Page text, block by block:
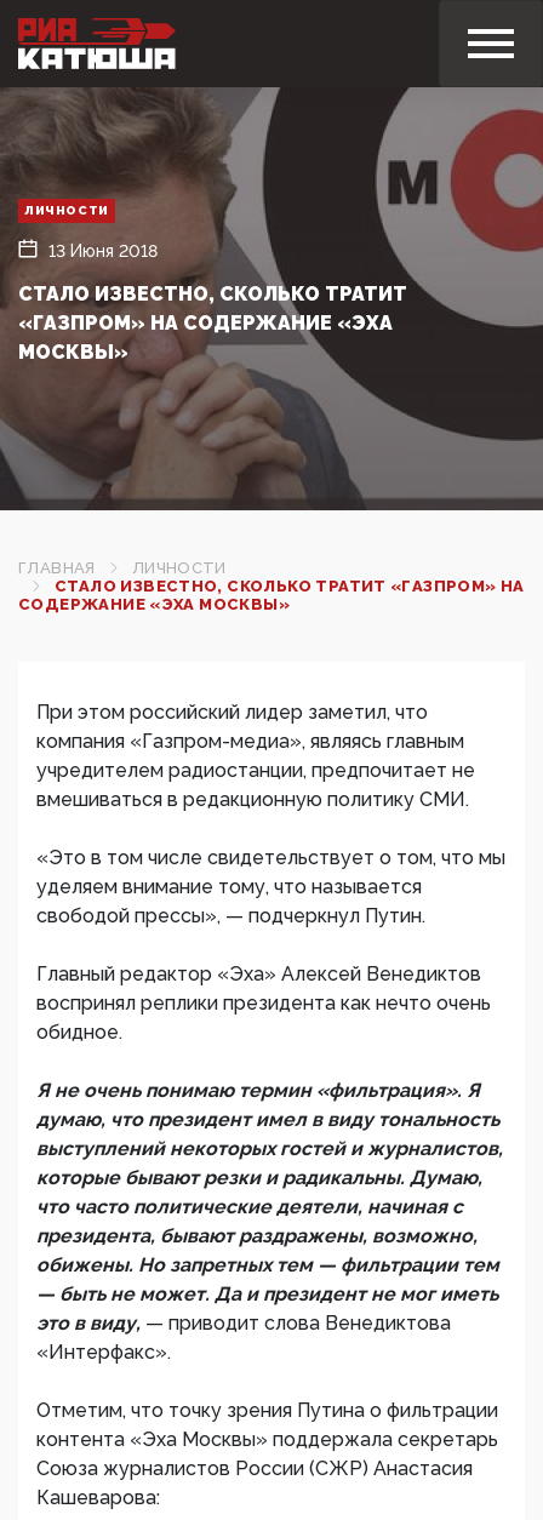
ЛИЧНОСТИ
13 Июня 2018
СТАЛО ИЗВЕСТНО, СКОЛЬКО ТРАТИТ
«ГАЗПРОМ» НА СОДЕРЖАНИЕ «ЭХА
МОСКВЫ»
ГЛАВНАЯ
ЛИЧНОСТИ
СТАЛО ИЗВЕСТНО, СКОЛЬКО ТРАТИТ «ГАЗПРОМ» НА
СОДЕРЖАНИЕ «ЭХА МОСКВЫ»
При этом российский лидер заметил, что
компания «Газпром-медиа», являясь главным
учредителем радиостанции, предпочитает не
вмешиваться в редакционную политику СМИ.
«Это в том числе свидетельствует о том, что мы
уделяем внимание тому, что называется
свободой прессы», — подчеркнул Путин.
Главный редактор «Эха» Алексей Венедиктов
воспринял реплики президента как нечто очень
обидное.
Я не очень понимаю термин «фильтрация». Я
думаю, что президент имел в виду тональность
выступлений некоторых гостей и журналистов,
которые бывают резки и радикальны. Думаю,
что часто политические деятели, начиная с
президента, бывают раздражены, возможно,
обижены. Но запретных тем — фильтрации тем
— быть не может. Да и президент не мог иметь
это в виду, — приводит слова Венедиктова
«Интерфакс».
Отметим, что точку зрения Путина о фильтрации
контента «Эха Москвы» поддержала секретарь
Союза журналистов России (СЖР) Анастасия
Кашеварова: